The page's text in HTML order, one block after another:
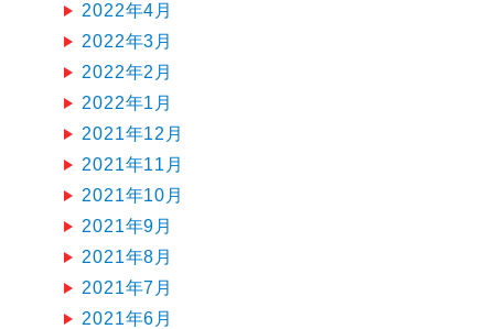
2022年4月
2022年3月
2022年2月
2022年1月
2021年12月
2021年11月
2021年10月
2021年9月
2021年8月
2021年7月
2021年6月